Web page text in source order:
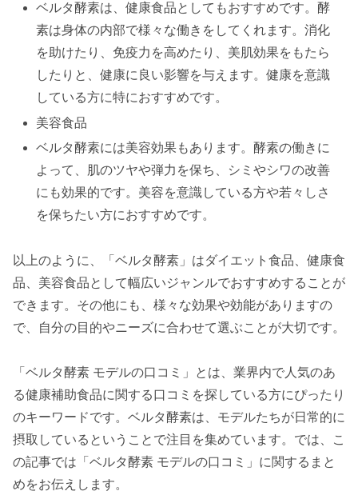
ベルタ酵素は、健康食品としてもおすすめです。酵
素は身体の内部で様々な働きをしてくれます。消化
を助けたり、免疫力を高めたり、美肌効果をもたら
したりと、健康に良い影響を与えます。健康を意識
している方に特におすすめです。
美容食品
ベルタ酵素には美容効果もあります。酵素の働きに
よって、肌のツヤや弾力を保ち、シミやシワの改善
にも効果的です。美容を意識している方や若々しさ
を保ちたい方におすすめです。
以上のように、「ベルタ酵素」はダイエット食品、健康食
品、美容食品として幅広いジャンルでおすすめすることが
できます。その他にも、様々な効果や効能がありますの
で、自分の目的やニーズに合わせて選ぶことが大切です。
「ベルタ酵素 モデルの口コミ」とは、業界内で人気のあ
る健康補助食品に関する口コミを探している方にぴったり
のキーワードです。ベルタ酵素は、モデルたちが日常的に
摂取しているということで注目を集めています。では、こ
の記事では「ベルタ酵素 モデルの口コミ」に関するまと
めをお伝えします。